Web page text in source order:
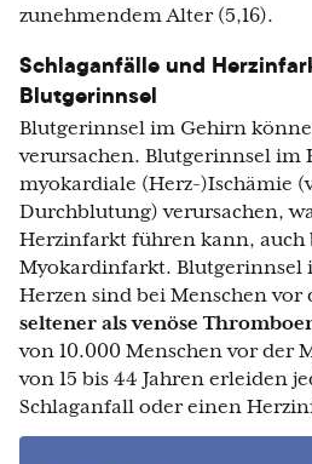
zunehmendem Alter (5,16).
Schlaganfälle und
Blutgerinnsel
Blutgerinnsel im Gehirn
verursachen. Blutgerinnsel im
myokardiale (Herz-)Ischämie
Durchblutung) verursachen,
Herzinfarkt führen kann, auch
Myokardinfarkt. Blutgerinnsel
Herzen sind bei Menschen vor
seltener als venöse
von 10.000 Menschen vor der
von 15 bis 44 Jahren erleiden
Schlaganfall oder einen